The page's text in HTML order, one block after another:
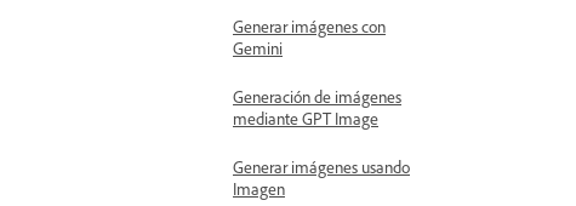
Generar imágenes con
Gemini
Generación de imágenes
mediante GPT Image
Generar imágenes usando
Imagen